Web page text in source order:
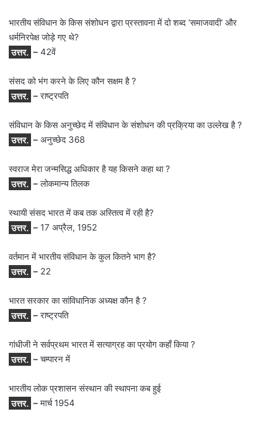
भारतीय संविधान के किस संशोधन द्वारा प्रस्तावना में दो शब्द ‘समाजवादी’ और
धर्मनिरपेक्ष जोड़े गए थे?
उत्तर. – 42वें
संसद को भंग करने के लिए कौन सक्षम है ?
उत्तर. –राष्ट्रपति
संविधान के किस अनुच्छेद में संविधान के संशोधन की प्रक्रिया का उल्लेख है ?
उत्तर. – अनुच्छेद 368
स्वराज मेरा जन्मसिद्ध अधिकार है यह किसने कहा था ?
उत्तर. –लोकमान्य तिलक
स्थायी संसद भारत में कब तक अस्तित्व में रही है?
उत्तर. – 17 अप्रैल, 1952
वर्तमान में भारतीय संविधान के कुल कितने भाग है?
उत्तर. – 22
भारत सरकार का सांविधानिक अध्यक्ष कौन है ?
उत्तर. –राष्ट्रपति
गांधीजी ने सर्वप्रथम भारत में सत्याग्रह का प्रयोग कहाँ किया ?
उत्तर. –चम्पारन में
भारतीय लोक प्रशासन संस्थान की स्थापना कब हुई
उत्तर. –मार्च 1954